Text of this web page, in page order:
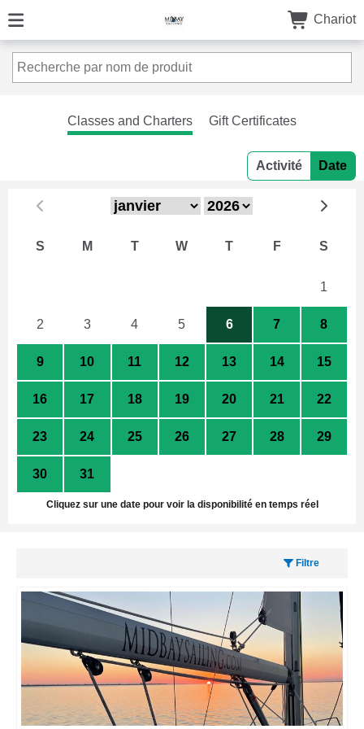
Chariot
Classes and Charters Gift Certificates
Activité Date
S M T W T F S
1
2 3 4 5 6 7 8
9 10 11 12 13 14 15
16 17 18 19 20 21 22
23 24 25 26 27 28 29
30 31
Cliquez sur une date pour voir la disponibilité en temps réel
Filtre